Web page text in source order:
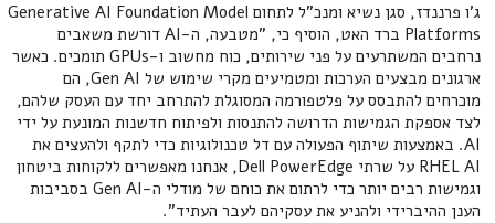
ג'ו פרננדז, סגן נשיא ומנכ"ל לתחום Generative AI Foundation Model
Platforms ברד האט, הוסיף כי, "מטבעה, ה-AI דורשת משאבים
נרחבים המשתרעים על פני שירותים, כוח מחשוב ו-GPUs תומכים. כאשר
ארגונים מבצעים הערכות ומטמיעים מקרי שימוש של Gen AI, הם
מוכרחים להתבסס על פלטפורמה המסוגלת להתרחב יחד עם העסק שלהם,
לצד אספקת הגמישות הדרושה להתנסות ולפיתוח חדשנות המונעת על ידי
AI. באמצעות שיתוף הפעולה עם דל טכנולוגיות כדי לתקף ולהעצים את
RHEL AI על שרתי Dell PowerEdge, אנחנו מאפשרים ללקוחות ביטחון
וגמישות רבים יותר כדי לרתום את כוחם של מודלי ה-Gen AI בסביבות
הענן ההיברידי ולהניע את עסקיהם לעבר העתיד".